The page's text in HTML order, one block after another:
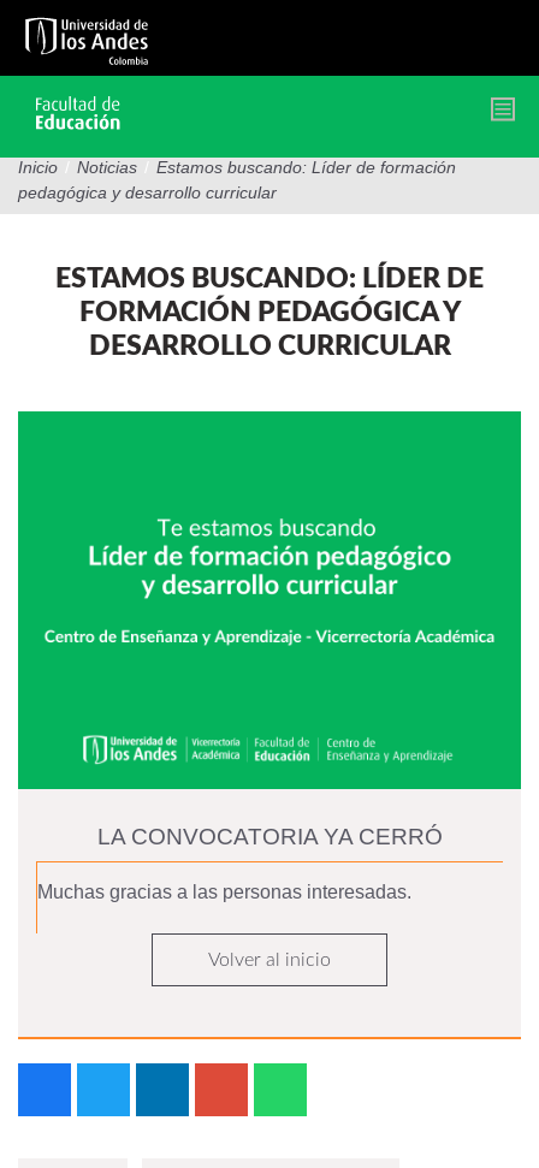
contenido
Inicio / Noticias / Estamos buscando: Líder de formación
pedagógica y desarrollo curricular
ESTAMOS BUSCANDO: LÍDER DE
FORMACIÓN PEDAGÓGICA Y
DESARROLLO CURRICULAR
LA CONVOCATORIA YA CERRÓ
Muchas gracias a las personas interesadas.
Volver al inicio